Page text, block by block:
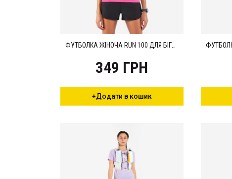
349 ГРН
+Додати в кошик